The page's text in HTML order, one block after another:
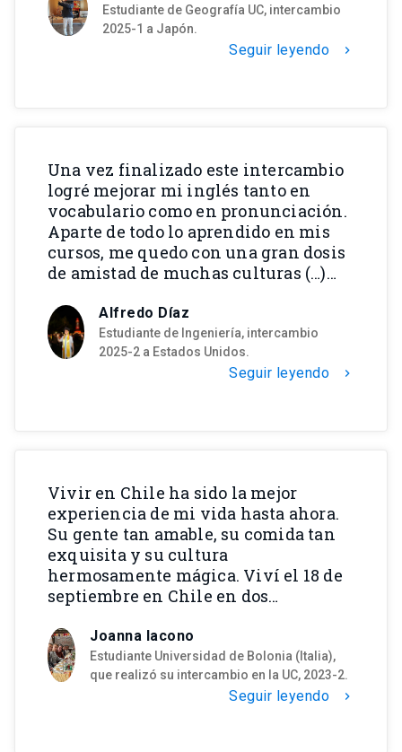
Estudiante de Geografía UC, intercambio
2025-1 a Japón.
Seguir leyendo chevron_right
Una vez finalizado este intercambio
logré mejorar mi inglés tanto en
vocabulario como en pronunciación.
Aparte de todo lo aprendido en mis
cursos, me quedo con una gran dosis
de amistad de muchas culturas (…)…
Alfredo Díaz
Estudiante de Ingeniería, intercambio
2025-2 a Estados Unidos.
Seguir leyendo chevron_right
Vivir en Chile ha sido la mejor
experiencia de mi vida hasta ahora.
Su gente tan amable, su comida tan
exquisita y su cultura
hermosamente mágica. Viví el 18 de
septiembre en Chile en dos…
Joanna Iacono
Estudiante Universidad de Bolonia (Italia),
que realizó su intercambio en la UC, 2023-2.
Seguir leyendo chevron_right